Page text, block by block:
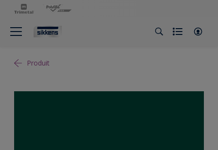
Produit